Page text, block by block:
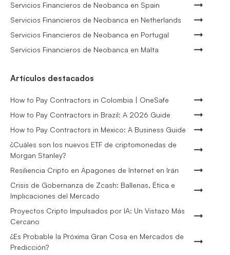
Servicios Financieros de Neobanca en Spain
Servicios Financieros de Neobanca en Netherlands
Servicios Financieros de Neobanca en Portugal
Servicios Financieros de Neobanca en Malta
Artículos destacados
How to Pay Contractors in Colombia | OneSafe
How to Pay Contractors in Brazil: A 2026 Guide
How to Pay Contractors in Mexico: A Business Guide
¿Cuáles son los nuevos ETF de criptomonedas de
Morgan Stanley?
Resiliencia Cripto en Apagones de Internet en Irán
Crisis de Gobernanza de Zcash: Ballenas, Ética e
Implicaciones del Mercado
Proyectos Cripto Impulsados por IA: Un Vistazo Más
Cercano
¿Es Probable la Próxima Gran Cosa en Mercados de
Predicción?